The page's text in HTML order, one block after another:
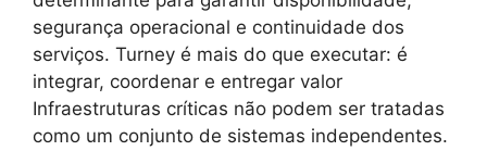
segurança operacional e continuidade dos
serviços. Turney é mais do que executar: é
integrar, coordenar e entregar valor
Infraestruturas críticas não podem ser tratadas
como um conjunto de sistemas independentes.